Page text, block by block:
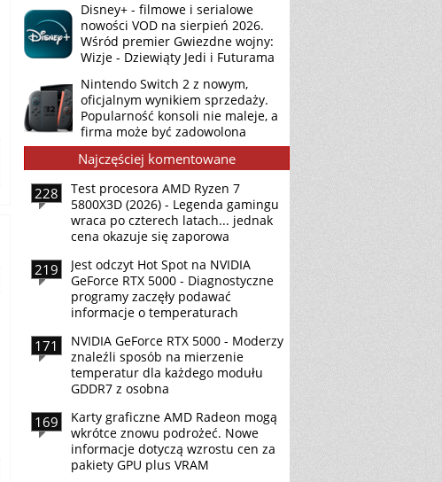
Disney+ - filmowe i serialowe
nowości VOD na sierpień 2026.
Wśród premier Gwiezdne wojny:
Wizje - Dziewiąty Jedi i Futurama
Nintendo Switch 2 z nowym,
oficjalnym wynikiem sprzedaży.
Popularność konsoli nie maleje, a
firma może być zadowolona
Najczęściej komentowane
228
Test procesora AMD Ryzen 7
5800X3D (2026) - Legenda gamingu
wraca po czterech latach... jednak
cena okazuje się zaporowa
219
Jest odczyt Hot Spot na NVIDIA
GeForce RTX 5000 - Diagnostyczne
programy zaczęły podawać
informacje o temperaturach
171
NVIDIA GeForce RTX 5000 - Moderzy
znaleźli sposób na mierzenie
temperatur dla każdego modułu
GDDR7 z osobna
169
Karty graficzne AMD Radeon mogą
wkrótce znowu podrożeć. Nowe
informacje dotyczą wzrostu cen za
pakiety GPU plus VRAM